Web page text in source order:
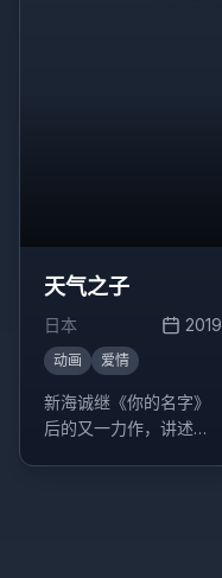
天气之子
日本 2019
动画 爱情
新海诚继《你的名字》
后的又一力作，讲述了